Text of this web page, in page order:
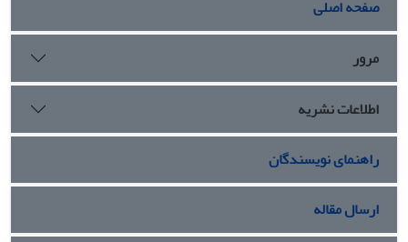
صفحه اصلی
مرور
اطلاعات نشریه
راهنمای نویسندگان
ارسال مقاله